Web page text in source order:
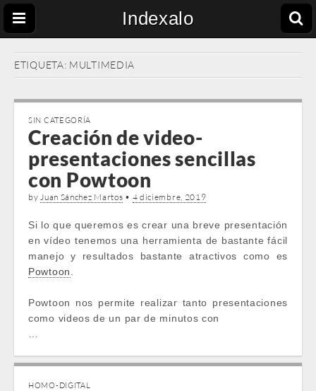
Indexalo
ETIQUETA: MULTIMEDIA
SIN CATEGORÍA
Creación de video-
presentaciones sencillas
con Powtoon
byJuan Sánchez Martos • 4 diciembre, 2019
Si lo que queremos es crear una breve presentación
en vídeo tenemos una herramienta de bastante fácil
manejo y resultados bastante atractivos como es
Powtoon
Powtoon nos permite realizar tanto presentaciones
como videos de un par de minutos con
HOMO-DIGITAL